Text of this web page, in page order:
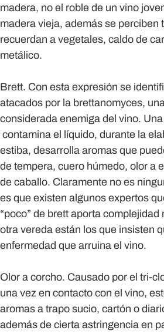
madera, no el roble de un vino
madera vieja, además se perciben
recuerdan a vegetales, caldo de
metálico.
Brett. Con esta expresión se
atacados por la brettanomyces,
considerada enemiga del vino.
contamina el líquido, durante la
estiba, desarrolla aromas que
de tempera, cuero húmedo, olor a
de caballo. Claramente no es
es que existen algunos expertos
“poco” de brett aporta complejidad
otra vereda están los que insisten
enfermedad que arruina el vino.
Olor a corcho. Causado por el tri-
una vez en contacto con el vino,
aromas a trapo sucio, cartón o
además de cierta astringencia en